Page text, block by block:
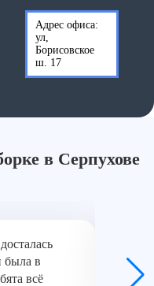
руб.
Адрес офиса:
ул,
Борисовское
ш. 17
в Серпухове
была в
всё